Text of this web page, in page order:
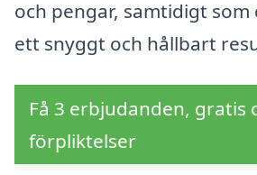
och pengar, samtidigt
ett snyggt och hållbart
Få 3 erbjudanden, gratis
förpliktelser